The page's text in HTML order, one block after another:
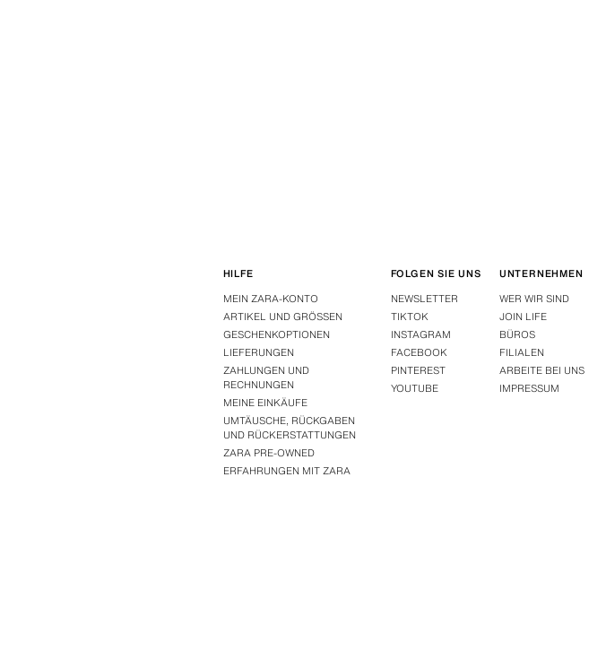
HILFE
MEIN ZARA-KONTO
ARTIKEL UND GRÖSSEN
GESCHENKOPTIONEN
LIEFERUNGEN
ZAHLUNGEN UND
RECHNUNGEN
MEINE EINKÄUFE
UMTÄUSCHE, RÜCKGABEN
UND RÜCKERSTATTUNGEN
ZARA PRE-OWNED
ERFAHRUNGEN MIT ZARA
FOLGEN SIE UNS
NEWSLETTER
TIKTOK
INSTAGRAM
FACEBOOK
PINTEREST
YOUTUBE
UNTERNEHMEN
WER WIR SIND
JOIN LIFE
BÜROS
FILIALEN
ARBEITE BEI UNS
IMPRESSUM